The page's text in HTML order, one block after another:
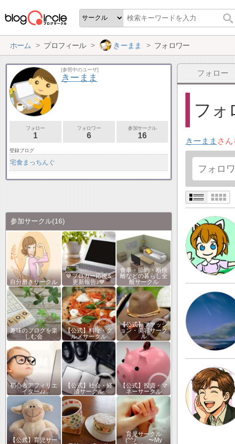
ホーム プロフィール きーまま フォロワー
フォロー
フォ
きーまま さ
[参照中のユーザ]
きーまま
フォロー
1
フォロワー
6
参加サークル
16
登録ブログ
宅食まっちんぐ
参加サークル(16)
自分磨きサークル
💙ブロガー応援&
更新報告♪💙
食事・節約・断捨
離などの暮らし全
般サークル
趣味のブログを楽
しむ会
【公式】料理・グ
ルメサークル
【公式】ファッシ
ョン・美容サーク
ル
初心者アフィリエ
イター♪♪
【公式】社会・経
済サークル
【公式】投資・マ
ネーサークル
【公式】育児サー
育児サークル
(^^♪ 〜My